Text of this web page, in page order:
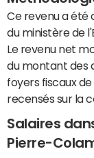
Ce revenu a été
du ministère de
Le revenu net
du montant des
foyers fiscaux
recensés sur la
Salaires
Pierre-